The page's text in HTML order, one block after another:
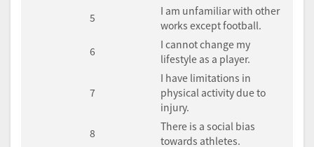
5
I am unfamiliar with other
works except football.
6
I cannot change my
lifestyle as a player.
7
I have limitations in
physical activity due to
injury.
8
There is a social bias
towards athletes.